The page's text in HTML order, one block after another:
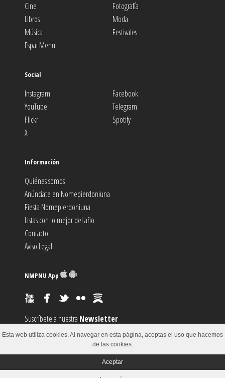
Cine
Fotografía
Libros
Moda
Música
Festivales
Espai Menut
Social
Instagram
Facebook
YouTube
Telegram
Flickr
Spotify
X
Información
Quiénes somos
Anúnciate en Nomepierdoniuna
Fiesta Nomepierdoniuna
Listas con lo mejor del año
Contacto
Aviso Legal
NMPNU App
Suscríbete a nuestra Newsletter
Suscríbete al canalRSS
© 2002-2018
Esta web utiliza cookies. Al navegar en esta página, aceptas el uso que hacemos
de las cookies.
Aceptar